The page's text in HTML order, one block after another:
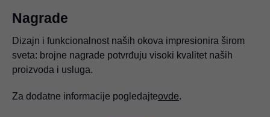
Nagrade
Dizajn i funkcionalnost naših okova impresionira širom
sveta: brojne nagrade potvrđuju visoki kvalitet naših
proizvoda i usluga.
Za dodatne informacije pogledajteovde.